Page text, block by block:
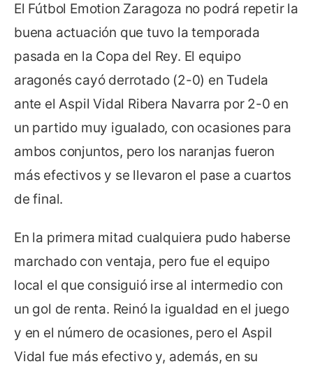
El Fútbol Emotion Zaragoza no podrá repetir la
buena actuación que tuvo la temporada
pasada en la Copa del Rey. El equipo
aragonés cayó derrotado (2-0) en Tudela
ante el Aspil Vidal Ribera Navarra por 2-0 en
un partido muy igualado, con ocasiones para
ambos conjuntos, pero los naranjas fueron
más efectivos y se llevaron el pase a cuartos
de final.
En la primera mitad cualquiera pudo haberse
marchado con ventaja, pero fue el equipo
local el que consiguió irse al intermedio con
un gol de renta. Reinó la igualdad en el juego
y en el número de ocasiones, pero el Aspil
Vidal fue más efectivo y, además, en su